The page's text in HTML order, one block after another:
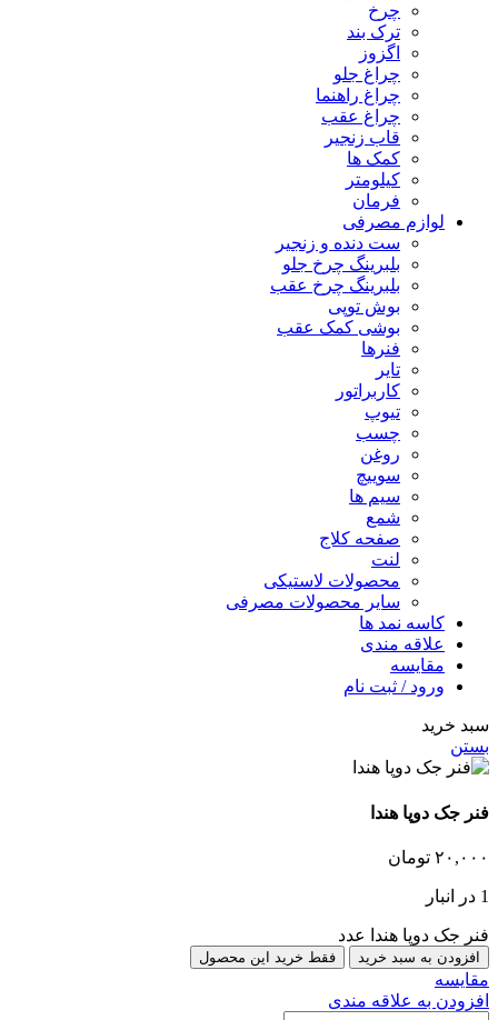
چرخ
ترک بند
اگزوز
چراغ جلو
چراغ راهنما
چراغ عقب
قاب زنجیر
کمک ها
کیلومتر
فرمان
لوازم مصرفی
ست دنده و زنجیر
بلبرینگ چرخ جلو
بلبرینگ چرخ عقب
بوش توپی
بوشی کمک عقب
فنرها
تایر
کاربراتور
تیوپ
چسب
روغن
سوییچ
سیم ها
شمع
صفحه کلاج
لنت
محصولات لاستیکی
سایر محصولات مصرفی
کاسه نمد ها
علاقه مندی
مقایسه
ورود / ثبت نام
سبد خرید
بستن
فنر جک دوپا هندا
۲۰,۰۰۰ تومان
1 در انبار
فنر جک دوپا هندا عدد
افزودن به سبد خرید فقط خرید این محصول
مقایسه
افزودن به علاقه مندی